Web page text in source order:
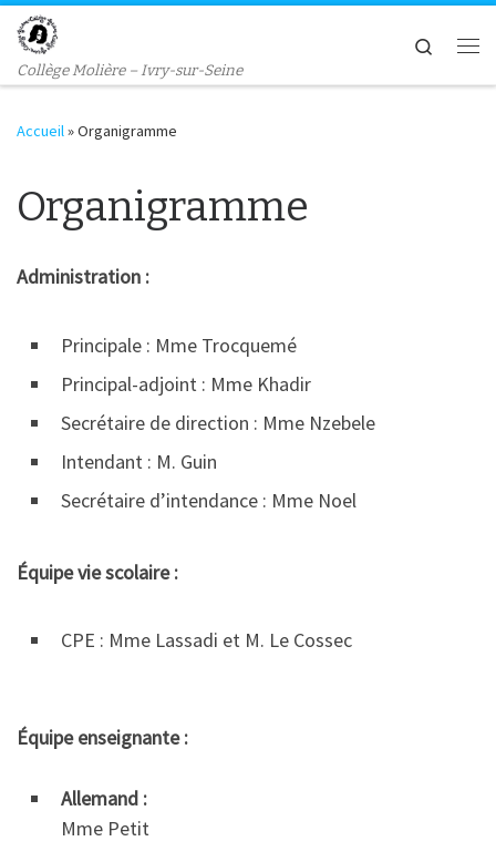
Passer au contenu
Collège Molière – Ivry-sur-Seine
Search
Accueil »Organigramme
Organigramme
Administration :
Principale : Mme Trocquemé
Principal-adjoint : Mme Khadir
Secrétaire de direction : Mme Nzebele
Intendant : M. Guin
Secrétaire d’intendance : Mme Noel
Équipe vie scolaire :
CPE : Mme Lassadi et M. Le Cossec
Équipe enseignante :
Allemand :
Mme Petit